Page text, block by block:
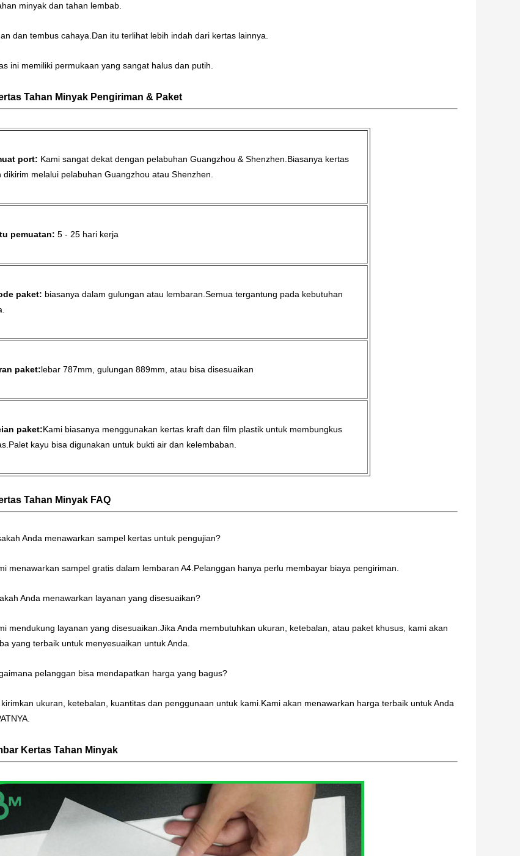
minyak dan tahan lembab.
dan tembus cahaya.Dan itu terlihat lebih indah dari kertas lainnya.
ini memiliki permukaan yang sangat halus dan putih.
Tahan Minyak Pengiriman & Paket
port: Kami sangat dekat dengan pelabuhan Guangzhou & Shenzhen.Biasanya kertas
dikirim melalui pelabuhan Guangzhou atau Shenzhen.
pemuatan: 5 - 25 hari kerja
paket: biasanya dalam gulungan atau lembaran.Semua tergantung pada kebutuhan
paket:lebar 787mm, gulungan 889mm, atau bisa disesuaikan
paket:Kami biasanya menggunakan kertas kraft dan film plastik untuk membungkus
kayu bisa digunakan untuk bukti air dan kelembaban.
Tahan Minyak FAQ
Anda menawarkan sampel kertas untuk pengujian?
menawarkan sampel gratis dalam lembaran A4.Pelanggan hanya perlu membayar biaya pengiriman.
Anda menawarkan layanan yang disesuaikan?
mendukung layanan yang disesuaikan.Jika Anda membutuhkan ukuran, ketebalan, atau paket khusus, kami akan
yang terbaik untuk menyesuaikan untuk Anda.
pelanggan bisa mendapatkan harga yang bagus?
kirimkan ukuran, ketebalan, kuantitas dan penggunaan untuk kami.Kami akan menawarkan harga terbaik untuk Anda
Kertas Tahan Minyak